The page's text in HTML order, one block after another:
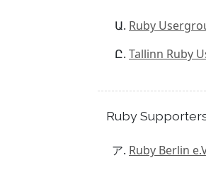
Ruby
Tallinn Ruby
Ruby
Ruby Berlin